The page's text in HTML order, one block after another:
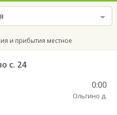
и прибытия местное
с. 24
0:00
Ольгино д.